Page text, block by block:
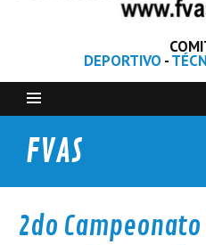
DEPORTIVO -
FVAS
2do